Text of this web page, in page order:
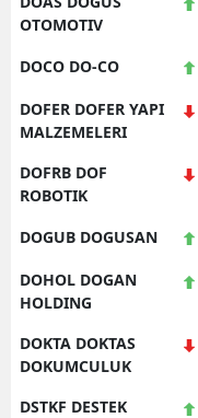
OTOMOTIV
DOCO DO-CO
DOFER DOFER YAPI
MALZEMELERI
DOFRB DOF
ROBOTIK
DOGUB DOGUSAN
DOHOL DOGAN
HOLDING
DOKTA DOKTAS
DOKUMCULUK
DSTKF DESTEK